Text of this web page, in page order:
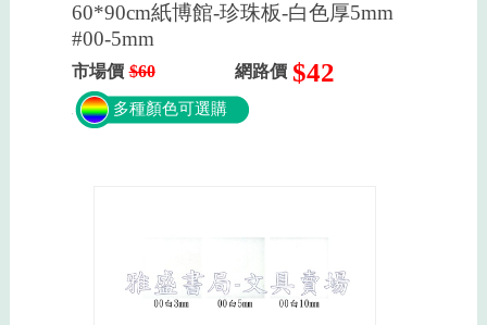
60*90cm紙博館-珍珠板-白色厚5mm
#00-5mm
市場價 $60 網路價 $42
多種顏色可選購